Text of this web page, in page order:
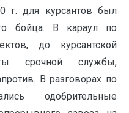
г. для курсантов был
бойца. В караул по
до курсантской
срочной службы,
В разговорах по
одобрительные